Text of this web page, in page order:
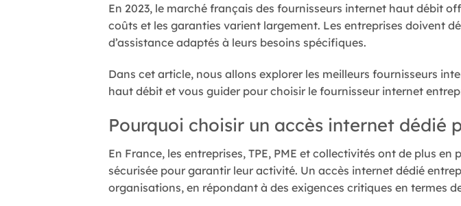
En 2023, le marché français des fournisseurs internet haut débit
coûts et les garanties varient largement. Les entreprises doivent
d’assistance adaptés à leurs besoins spécifiques.
Dans cet article, nous allons explorer les meilleurs fournisseurs
haut débit et vous guider pour choisir le fournisseur internet
Pourquoi choisir un accès internet dédié
En France, les entreprises, TPE, PME et collectivités ont de plus
sécurisée pour garantir leur activité. Un accès internet dédié
organisations, en répondant à des exigences critiques en termes